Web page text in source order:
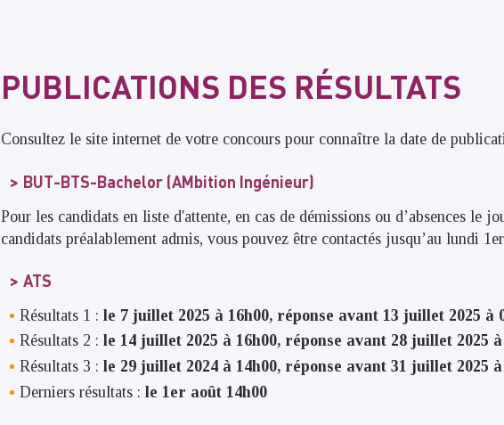
PUBLICATIONS DES RÉSULTATS
Consultez le site internet de votre concours pour connaître la date de
BUT-BTS-Bachelor (AMbition Ingénieur)
Pour les candidats en liste d'attente, en cas de démissions ou d’absences le
candidats préalablement admis, vous pouvez être contactés jusqu’au lundi
ATS
Résultats 1 : le 7 juillet 2025 à 16h00, réponse avant 13 juillet 2025 à
Résultats 2 : le 14 juillet 2025 à 16h00, réponse avant 28 juillet 2025 à
Résultats 3 : le 29 juillet 2024 à 14h00, réponse avant 31 juillet 2025 à
Derniers résultats : le 1er août 14h00